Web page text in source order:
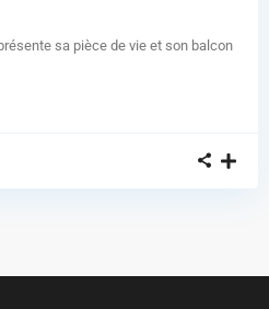
sa pièce de vie et son balcon